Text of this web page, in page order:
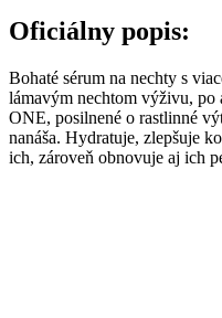
Oficiálny popis:
Bohaté sérum na nechty s
lámavým nechtom výživu, po
ONE, posilnené o rastlinné
nanáša. Hydratuje, zlepšuje
ich, zároveň obnovuje aj ich